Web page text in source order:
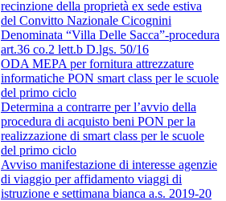
recinzione della proprietà ex sede estiva
del Convitto Nazionale Cicognini
Denominata “Villa Delle Sacca”-procedura
art.36 co.2 lett.b D.lgs. 50/16
ODA MEPA per fornitura attrezzature
informatiche PON smart class per le scuole
del primo ciclo
Determina a contrarre per l’avvio della
procedura di acquisto beni PON per la
realizzazione di smart class per le scuole
del primo ciclo
Avviso manifestazione di interesse agenzie
di viaggio per affidamento viaggi di
istruzione e settimana bianca a.s. 2019-20